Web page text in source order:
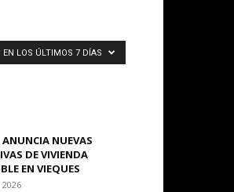
EN LOS ÚLTIMOS 7 DÍAS
ANUNCIA NUEVAS
DE VIVIENDA
EN VIEQUES